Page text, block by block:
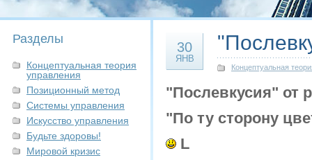
Разделы
Концептуальная теория
управления
Позиционный метод
Системы управления
Искусство управления
Будьте здоровы!
Мировой кризис
30
ЯНВ
Концептуальная
"Послевкусия" от
"По ту сторону
L